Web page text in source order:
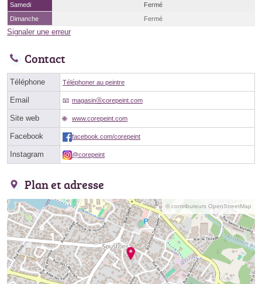
Samedi
Fermé
Dimanche
Fermé
Signaler une erreur
Contact
Téléphone Téléphoner au peintre
Email magasinⓐcorepeint.com
Site web www.corepeint.com
Facebook facebook.com/corepeint
Instagram @corepeint
Plan et adresse
© contributeurs OpenStreetMap